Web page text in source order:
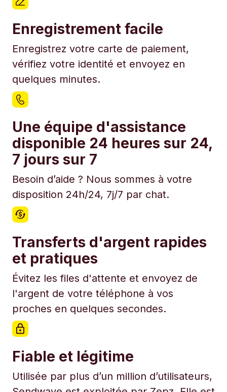
Enregistrement facile
Enregistrez votre carte de paiement,
vérifiez votre identité et envoyez en
quelques minutes.
Une équipe d'assistance
disponible 24 heures sur 24,
7 jours sur 7
Besoin d’aide ? Nous sommes à votre
disposition 24h/24, 7j/7 par chat.
Transferts d'argent rapides
et pratiques
Évitez les files d'attente et envoyez de
l'argent de votre téléphone à vos
proches en quelques secondes.
Fiable et légitime
Utilisée par plus d’un million d’utilisateurs,